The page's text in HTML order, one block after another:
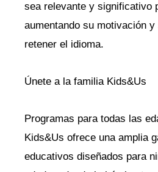
sea relevante y significativo
aumentando su motivación
retener el idioma.
Únete a la familia Kids&Us
Programas para todas las
Kids&Us ofrece una amplia
educativos diseñados para